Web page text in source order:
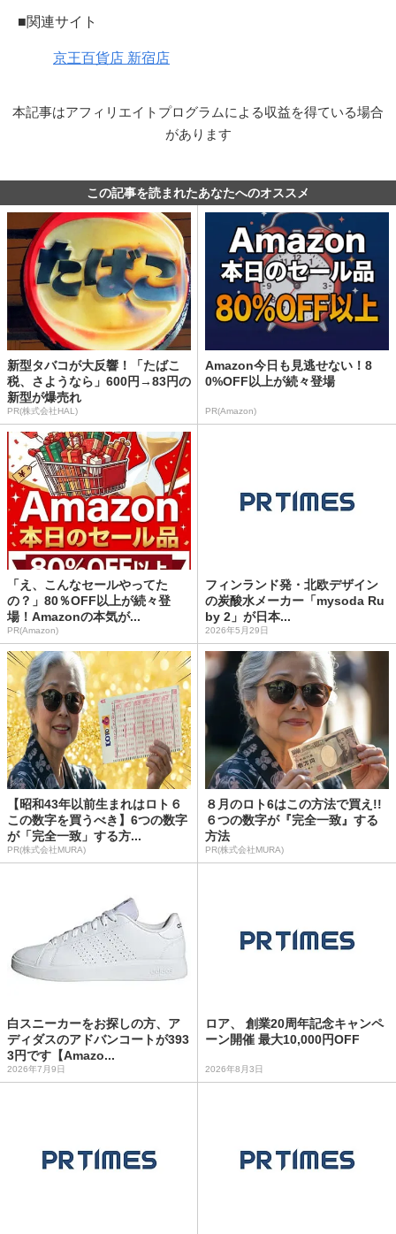
■関連サイト
京王百貨店 新宿店
本記事はアフィリエイトプログラムによる収益を得ている場合
があります
この記事を読まれたあなたへのオススメ
新型タバコが大反響！「たばこ
税、さようなら」600円→83円の
新型が爆売れ
PR(株式会社HAL)
Amazon今日も見逃せない！8
0%OFF以上が続々登場
PR(Amazon)
「え、こんなセールやってた
の？」80％OFF以上が続々登
場！Amazonの本気が...
PR(Amazon)
フィンランド発・北欧デザイン
の炭酸水メーカー「mysoda Ru
by 2」が日本...
2026年5月29日
【昭和43年以前生まれはロト６
この数字を買うべき】6つの数字
が「完全一致」する方...
PR(株式会社MURA)
８月のロト6はこの方法で買え!!
６つの数字が『完全一致』する
方法
PR(株式会社MURA)
白スニーカーをお探しの方、ア
ディダスのアドバンコートが393
3円です【Amazo...
2026年7月9日
ロア、 創業20周年記念キャンペ
ーン開催 最大10,000円OFF
2026年8月3日